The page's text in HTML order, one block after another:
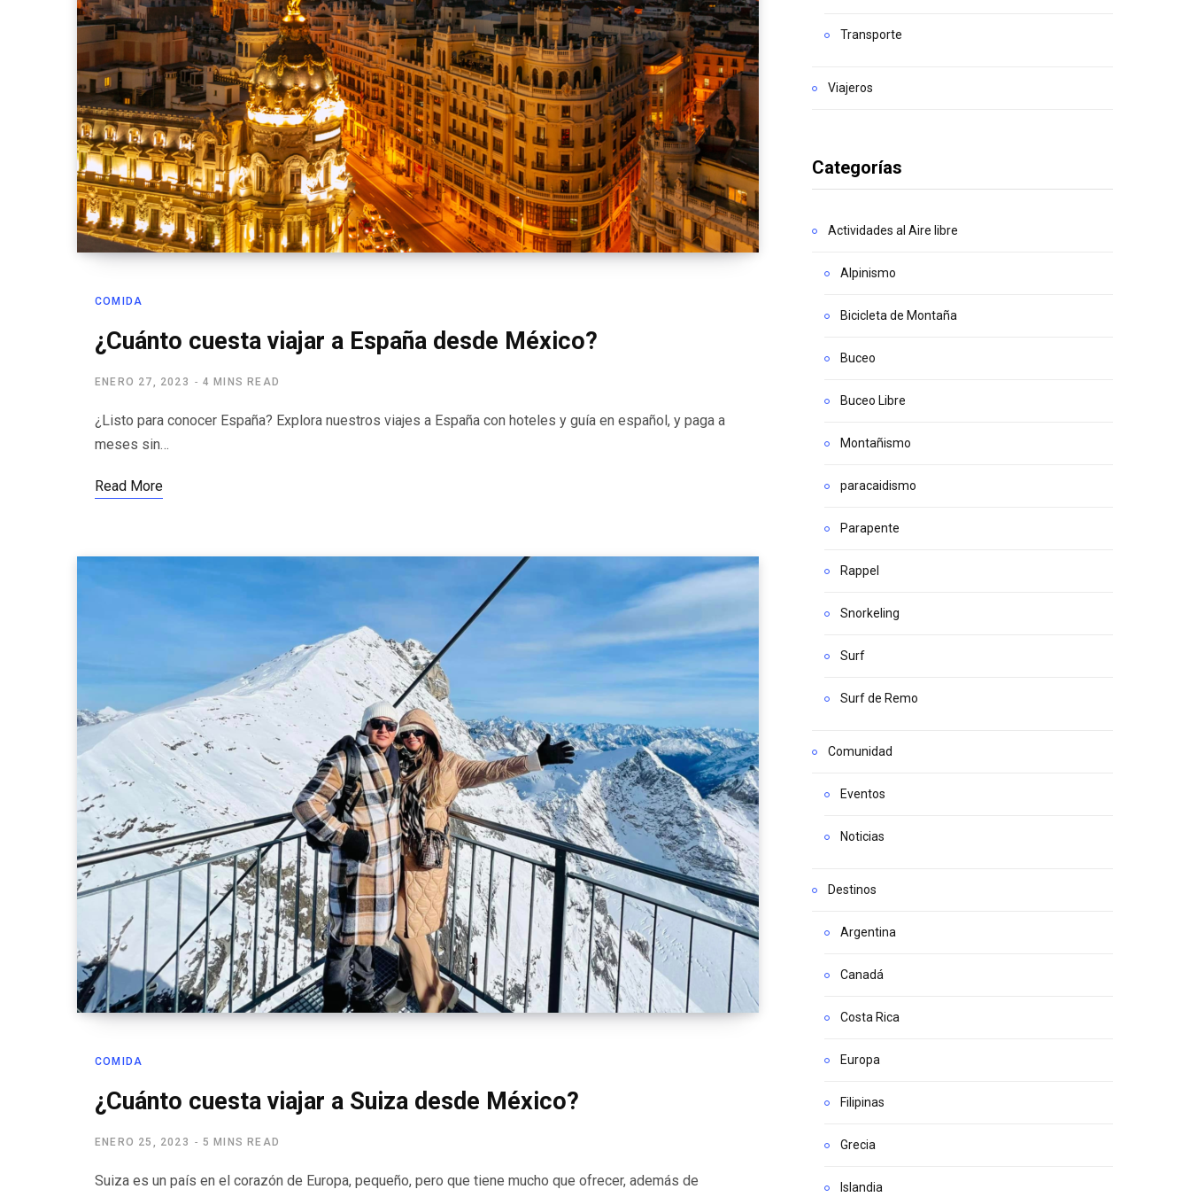
COMIDA
¿Cuánto cuesta viajar a España desde México?
ENERO 27, 2023 4 MINS READ
¿Listo para conocer España? Explora nuestros viajes a España con hoteles y guía en español, y paga a
meses sin…
Read More
COMIDA
¿Cuánto cuesta viajar a Suiza desde México?
ENERO 25, 2023 5 MINS READ
Suiza es un país en el corazón de Europa, pequeño, pero que tiene mucho que ofrecer, además de
Transporte
Viajeros
Categorías
Actividades al Aire libre
Alpinismo
Bicicleta de Montaña
Buceo
Buceo Libre
Montañismo
paracaidismo
Parapente
Rappel
Snorkeling
Surf
Surf de Remo
Comunidad
Eventos
Noticias
Destinos
Argentina
Canadá
Costa Rica
Europa
Filipinas
Grecia
Islandia